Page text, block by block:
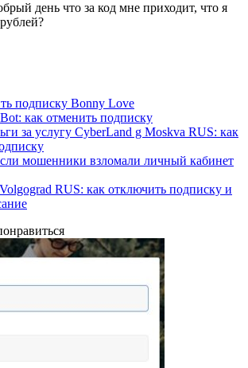
день что за код мне приходит, что я
подписку Bonny Love
как отменить подписку
за услугу CyberLand g Moskva RUS: как
мошенники взломали личный кабинет
RUS: как отключить подписку и